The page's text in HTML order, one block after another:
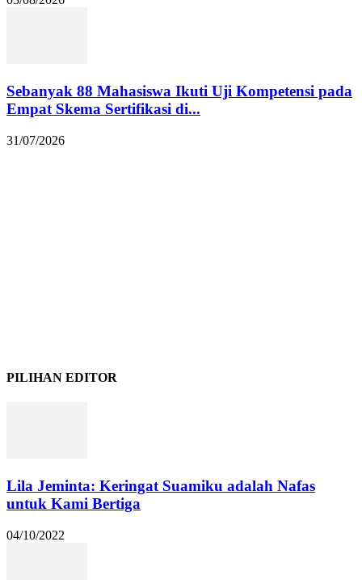
Sebanyak 88 Mahasiswa Ikuti Uji Kompetensi pada
Empat Skema Sertifikasi di...
31/07/2026
PILIHAN EDITOR
Lila Jeminta: Keringat Suamiku adalah Nafas
untuk Kami Bertiga
04/10/2022